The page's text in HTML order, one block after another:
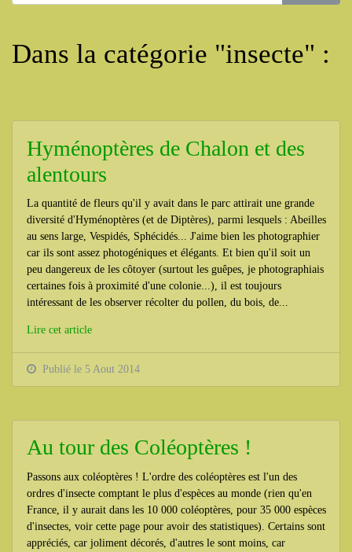
Dans la catégorie "insecte" :
Hyménoptères de Chalon et des
alentours
La quantité de fleurs qu'il y avait dans le parc attirait une grande
diversité d'Hyménoptères (et de Diptères), parmi lesquels : Abeilles
au sens large, Vespidés, Sphécidés... J'aime bien les photographier
car ils sont assez photogéniques et élégants. Et bien qu'il soit un
peu dangereux de les côtoyer (surtout les guêpes, je photographiais
certaines fois à proximité d'une colonie...), il est toujours
intéressant de les observer récolter du pollen, du bois, de...
Lire cet article
Publié le 5 Aout 2014
Au tour des Coléoptères !
Passons aux coléoptères ! L'ordre des coléoptères est l'un des
ordres d'insecte comptant le plus d'espèces au monde (rien qu'en
France, il y aurait dans les 10 000 coléoptères, pour 35 000 espèces
d'insectes, voir cette page pour avoir des statistiques). Certains sont
appréciés, car joliment décorés, d'autres le sont moins, car